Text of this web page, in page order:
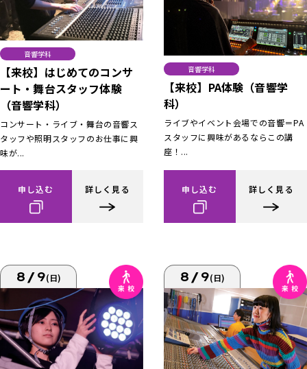
音響学科
【来校】はじめてのコンサ
ート・舞台スタッフ体験
（音響学科）
コンサート・ライブ・舞台の音響ス
タッフや照明スタッフのお仕事に興
味が...
申し込む 詳しく見る
音響学科
【来校】PA体験（音響学
科）
ライブやイベント会場での音響＝PA
スタッフに興味があるならこの講
座！...
申し込む 詳しく見る
8/9(日) 8/9(日)